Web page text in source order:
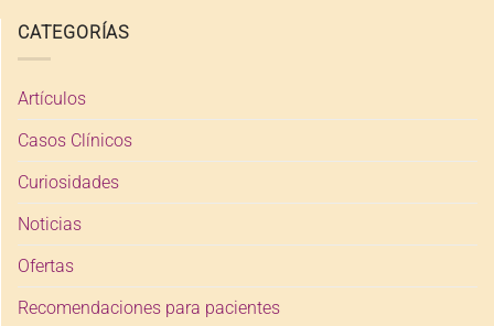
CATEGORÍAS
Artículos
Casos Clínicos
Curiosidades
Noticias
Ofertas
Recomendaciones para pacientes